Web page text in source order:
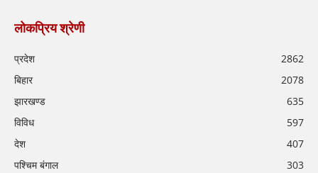
लोकप्रिय श्रेणी
प्रदेश
2862
बिहार
2078
झारखण्ड
635
विविध
597
देश
407
पश्चिम बंगाल
303